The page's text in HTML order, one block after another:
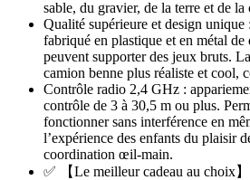
sable, du gravier, de la terre et de la
Qualité supérieure et design unique
fabriqué en plastique et en métal
peuvent supporter des jeux bruts.
camion benne plus réaliste et cool,
Contrôle radio 2,4 GHz :
contrôle de 3 à 30,5 m ou plus.
fonctionner sans interférence en
l’expérience des enfants du plaisir
coordination œil-main.
✅ 【Le meilleur cadeau au choix